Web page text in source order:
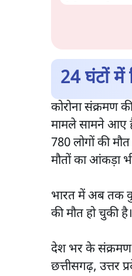
24 घंटों में
कोरोना संक्रमण
मामले सामने आए
780 लोगों की
मौतों का आंकड़ा
भारत में अब तक
की मौत हो चुकी है।
देश भर के संक्रमण
छत्तीसगढ़, उत्तर